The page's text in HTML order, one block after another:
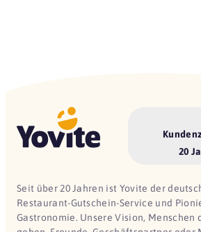
20
Seit über 20 Jahren ist Yovite der
Restaurant-Gutschein-Service und
Gastronomie. Unsere Vision, Menschen